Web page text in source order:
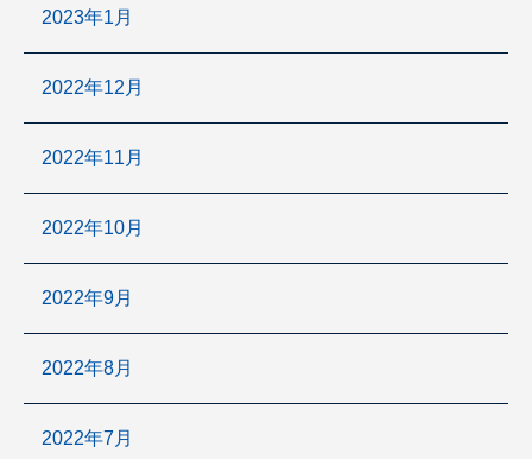
2023年1月
2022年12月
2022年11月
2022年10月
2022年9月
2022年8月
2022年7月